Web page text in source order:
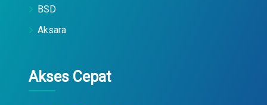
BSD
Aksara
Akses Cepat